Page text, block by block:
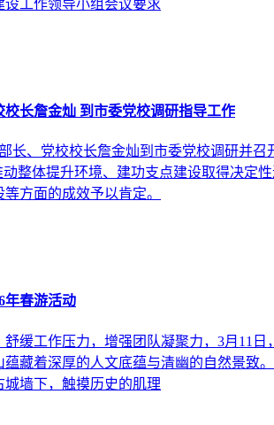
工作领导小组会议要求
长詹金灿 到市委党校调研指导工作
长、党校校长詹金灿到市委党校调研并
动整体提升环境、建功支点建设取得决
方面的成效予以肯定。
年春游活动
舒缓工作压力，增强团队凝聚力，3月
蕴藏着深厚的人文底蕴与清幽的自然景
墙下，触摸历史的肌理